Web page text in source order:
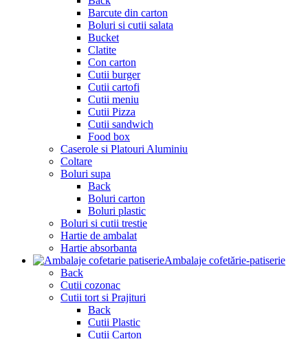
Barcute din carton
Boluri si cutii salata
Bucket
Clatite
Con carton
Cutii burger
Cutii cartofi
Cutii meniu
Cutii Pizza
Cutii sandwich
Food box
Caserole si Platouri Aluminiu
Coltare
Boluri supa
Back
Boluri carton
Boluri plastic
Boluri si cutii trestie
Hartie de ambalat
Hartie absorbanta
Ambalaje cofetărie-patiserie
Back
Cutii cozonac
Cutii tort si Prajituri
Back
Cutii Plastic
Cutii Carton